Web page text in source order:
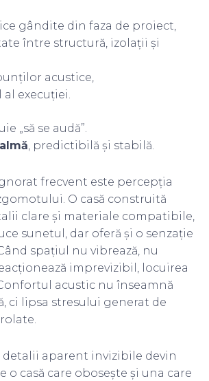
gândite din faza de proiect,
între structură, izolații și
acustice,
execuției.
„să se audă”.
, predictibilă și stabilă.
frecvent este percepția
O casă construită
clare și materiale compatibile,
sunetul, dar oferă și o senzație
spațiul nu vibrează, nu
imprevizibil, locuirea
acustic nu înseamnă
ci lipsa stresului generat de
detalii aparent invizibile devin
o casă care obosește și una care